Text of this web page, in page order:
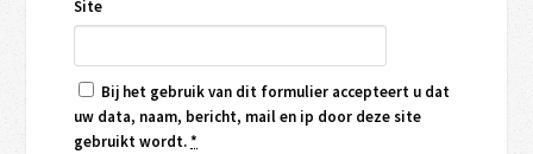
Site
Bij het gebruik van dit formulier accepteert u dat
uw data, naam, bericht, mail en ip door deze site
gebruikt wordt.*